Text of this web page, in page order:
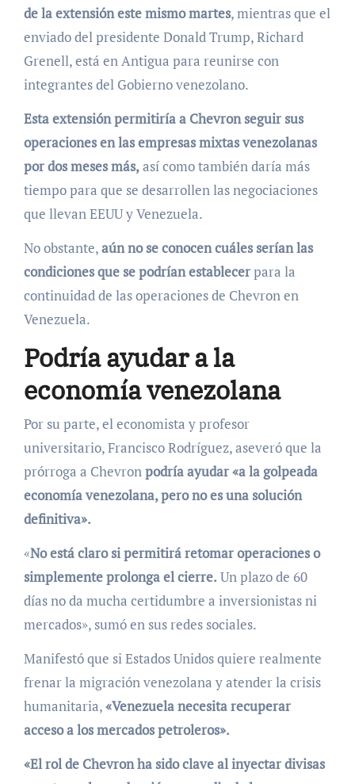
de la extensión este mismo martes, mientras que el
enviado del presidente Donald Trump, Richard
Grenell, está en Antigua para reunirse con
integrantes del Gobierno venezolano.
Esta extensión permitiría a Chevron seguir sus
operaciones en las empresas mixtas venezolanas
por dos meses más,así como también daría más
tiempo para que se desarrollen las negociaciones
que llevan EEUU y Venezuela.
No obstante,aún no se conocen cuáles serían las
condiciones que se podrían establecerpara la
continuidad de las operaciones de Chevron en
Venezuela.
Podría ayudar a la
economía venezolana
Por su parte, el economista y profesor
universitario, Francisco Rodríguez, aseveró que la
prórroga a Chevronpodría ayudar «a la golpeada
economía venezolana, pero no es una solución
definitiva».
«No está claro si permitirá retomar operaciones o
simplemente prolonga el cierre. Un plazo de 60
días no da mucha certidumbre a inversionistas ni
mercados», sumó en sus redes sociales.
Manifestó que si Estados Unidos quiere realmente
frenar la migración venezolana y atender la crisis
humanitaria,«Venezuela necesita recuperar
acceso a los mercados petroleros».
«El rol de Chevron ha sido clave al inyectar divisas